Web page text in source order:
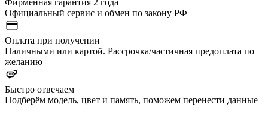
Фирменная гарантия 2 года
Официальный сервис и обмен по закону РФ
Оплата при получении
Наличными или картой. Рассрочка/частичная предоплата по
желанию
Быстро отвечаем
Подберём модель, цвет и память, поможем перенести данные